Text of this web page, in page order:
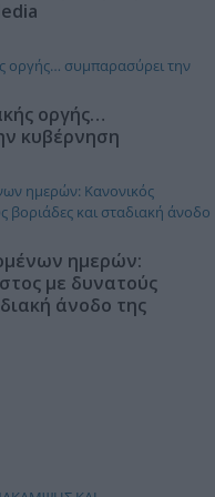
οργής…
κυβέρνηση
ημερών:
με δυνατούς
άνοδο της